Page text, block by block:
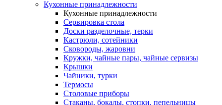
Кухонные принадлежности
Кухонные принадлежности
Сервировка стола
Доски разделочные, терки
Кастрюли, сотейники
Сковороды, жаровни
Кружки, чайные пары, чайные сервизы
Крышки
Чайники, турки
Термосы
Столовые приборы
Стаканы, бокалы, стопки, пепельницы